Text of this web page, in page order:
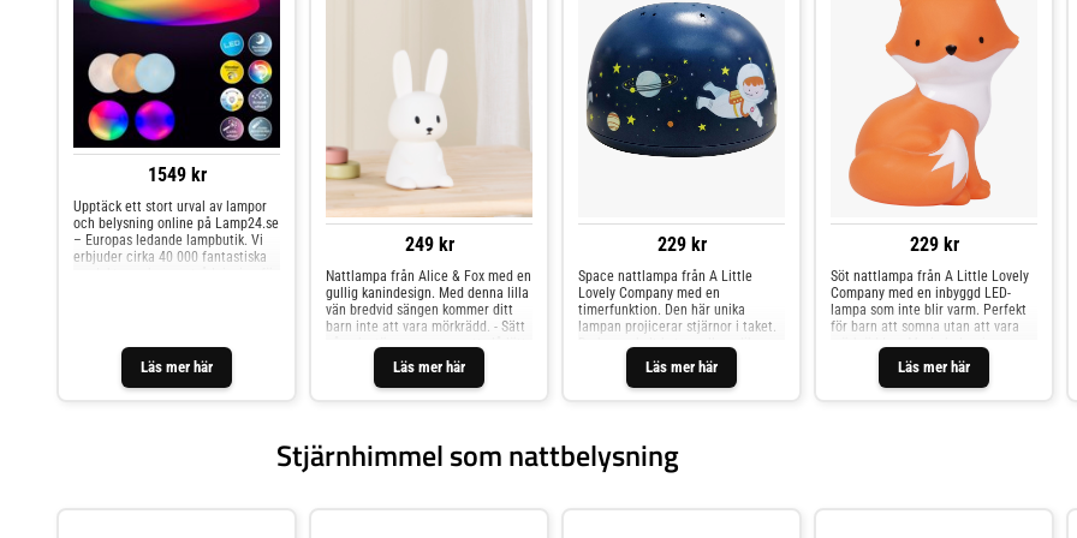
1549 kr
Läs mer här
Upptäck ett stort urval av lampor
och belysning online på Lamp24.se
– Europas ledande lampbutik. Vi
erbjuder cirka 40 000 fantastiska
ljuskällor med mera. Dra nytta av
rabattkoder och fantastiska
erbjudanden. Från tak- till
249 kr
Läs mer här
Nattlampa från Alice & Fox med en
gullig kanindesign. Med denna lilla
vän bredvid sängen kommer ditt
barn inte att vara mörkrädd. - Sätt
på produkten.- Uppladdningsbart
batteri via USB-C (kabel ingår).-
Laddningstid: 2,5- 3 timmar.-
229 kr
Läs mer här
Space nattlampa från A Little
Lovely Company med en
timerfunktion. Den här unika
lampan projicerar stjärnor i taket.
stjärnfärger: regnbågsfärger,
orange, grön eller blå. – ABS–
Batteri: 3 x AAA (not included)–
229 kr
Läs mer här
Söt nattlampa från A Little Lovely
Company med en inbyggd LED-
lampa som inte blir varm. Perfekt
för barn att somna utan att vara
Timerfunktion.- Sladdlös.- CE-
märkt.- Fri från BPA, bly och
ftalater.- Plast.
Stjärnhimmel som nattbelysning